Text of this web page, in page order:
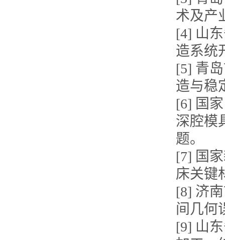
术及产
[4] 山
造系统
[5] 青
造与稳
[6] 国
深腔模
题。
[7] 国
床关键
[8] 济
间几何
[9] 山